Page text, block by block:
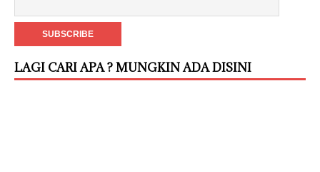
LAGI CARI APA ? MUNGKIN ADA DISINI